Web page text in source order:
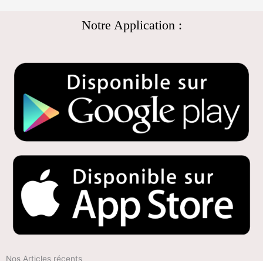
Notre Application :
Nos Articles récents